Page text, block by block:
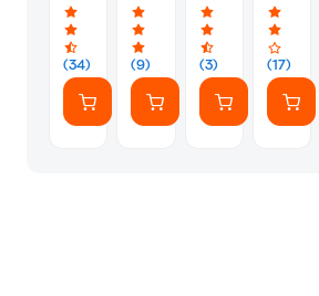
(34) (9) (3) (17)